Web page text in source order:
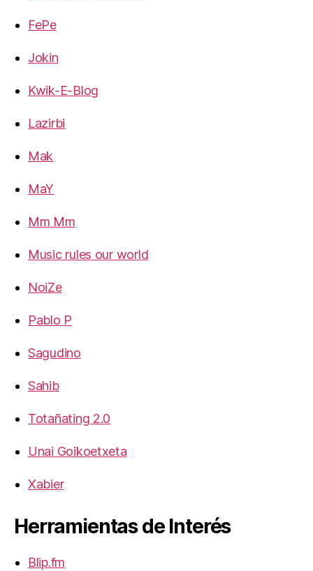
FePe
Jokin
Kwik-E-Blog
Lazirbi
Mak
MaY
Mm Mm
Music rules our world
NoiZe
Pablo P
Sagudino
Sahib
Totañating 2.0
Unai Goikoetxeta
Xabier
Herramientas de Interés
Blip.fm